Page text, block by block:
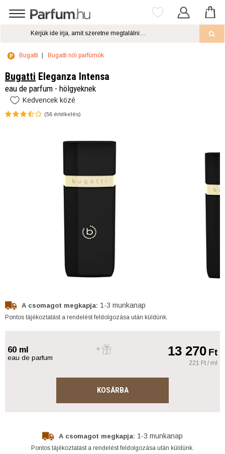
Bugatti Bugatti női parfümök
Bugatti Eleganza Intensa
eau de parfum - hölgyeknek
Kedvencek közé
(56 értékelés)
A csomagot megkapja: 1-3 munkanap
Pontos tájékoztatást a rendelést feldolgozása után küldünk.
60 ml
eau de parfum 13 270Ft
221 Ft / ml
KOSÁRBA
A csomagot megkapja: 1-3 munkanap
Pontos tájékoztatást a rendelést feldolgozása után küldünk.